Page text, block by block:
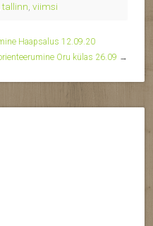
tallinn, viimsi
Haapsalus 12.09.20
Oru külas 26.09 →